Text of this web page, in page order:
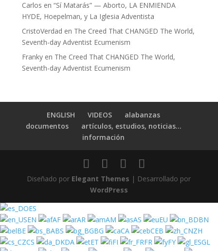
Carlos en “Sí Matarás” — Aborto, LA ENMIENDA
HYDE, Hoepelman, y La Iglesia Adventista
CristoVerdad en The Creed That CHANGED The World,
Seventh-day Adventist Ecumenism
Frankyen The Creed That CHANGED The World,
Seventh-day Adventist Ecumenism
ENGLISH VIDEOS
alabanzas
documentos
artículos, estudios, noticias…
información
Diseñado por Elegant Themes | Desarrollado por
WordPress
ES
EN
AF AR AM AS EU
BN
BE
BS BG CA CEB
ZH
CS
DA ET FI FR FY
GL